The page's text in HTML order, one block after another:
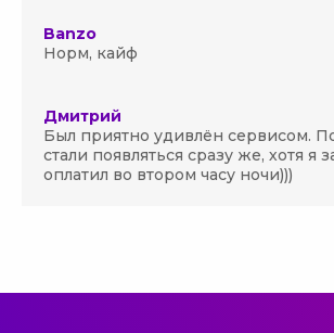
Banzo
Норм, кайф
Дмитрий
Был приятно удивлён сервисом.
стали появляться сразу же, хотя я
оплатил во втором часу ночи)))